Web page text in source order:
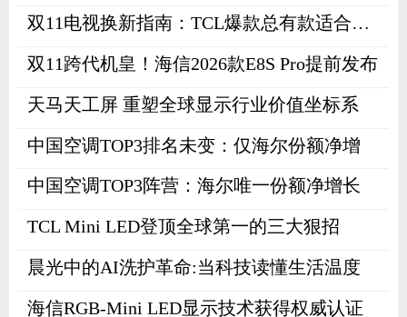
品发布会上宣布了2025年TCL这份亮
双11电视换新指南：TCL爆款总有款适合你！
双11跨代机皇！海信2026款E8S Pro提前发布
天马天工屏 重塑全球显示行业价值坐标系
中国空调TOP3排名未变：仅海尔份额净增
中国空调TOP3阵营：海尔唯一份额净增长
TCL Mini LED登顶全球第一的三大狠招
晨光中的AI洗护革命:当科技读懂生活温度
海信RGB-Mini LED显示技术获得权威认证